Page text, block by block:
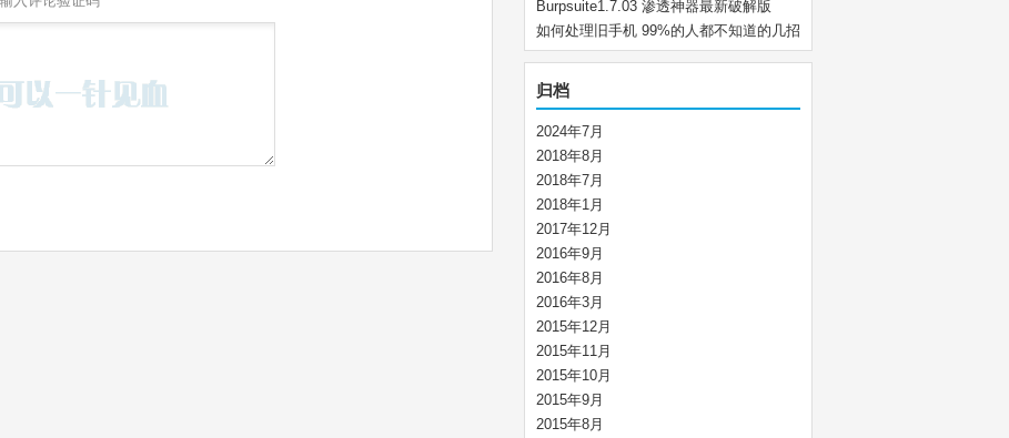
Burpsuite1.7.03 渗透神器最新破解版
如何处理旧手机 99%的人都不知道的几招
归档
2024年7月
2018年8月
2018年7月
2018年1月
2017年12月
2016年9月
2016年8月
2016年3月
2015年12月
2015年11月
2015年10月
2015年9月
2015年8月